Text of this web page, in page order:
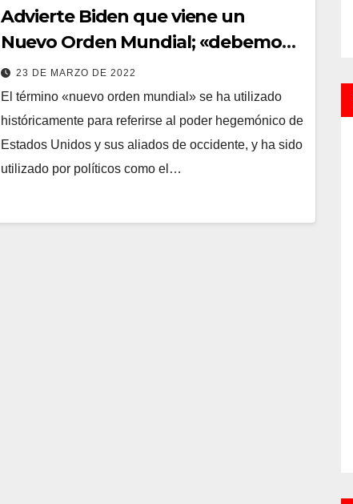
Advierte Biden que viene un
Nuevo Orden Mundial; «debemos
liderarlo» dice…
23 DE MARZO DE 2022
El término «nuevo orden mundial» se ha utilizado
históricamente para referirse al poder hegemónico de
Estados Unidos y sus aliados de occidente, y ha sido
utilizado por políticos como el…